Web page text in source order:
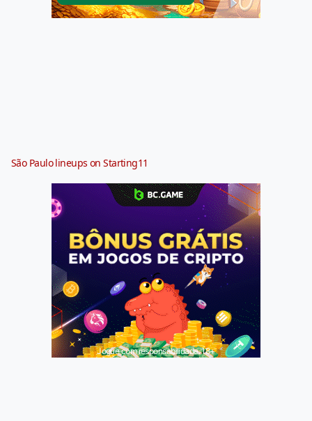
São Paulo lineups on Starting11
Jogue com responsabilidade. 18+